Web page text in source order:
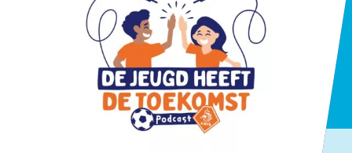
Inloggen
Registreren